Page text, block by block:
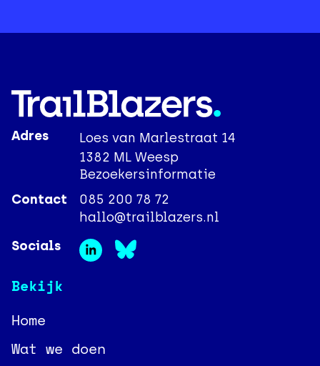
Adres
Loes van Marlestraat 14
1382 ML Weesp
Bezoekersinformatie
Contact
085 200 78 72
hallo@trailblazers.nl
Socials
Bekijk
Home
Wat we doen